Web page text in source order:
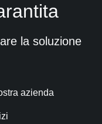
la soluzione
azienda